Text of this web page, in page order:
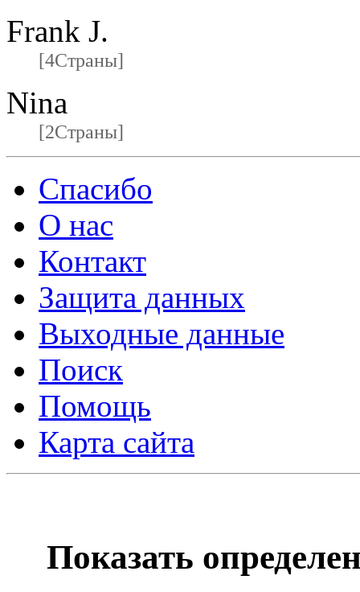
Frank J.
[4Страны]
Nina
[2Страны]
Спасибо
О нас
Контакт
Защита данных
Выходные данные
Поиск
Помощь
Карта сайта
Показать